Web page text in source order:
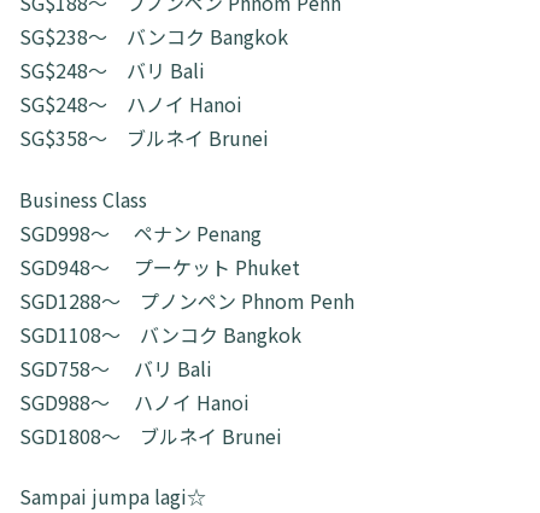
SG$238～ バンコク Bangkok
SG$248～ バリ Bali
SG$248～ ハノイ Hanoi
SG$358～ ブルネイ Brunei
Business Class
SGD998～ ペナン Penang
SGD948～ プーケット Phuket
SGD1288～ プノンペン Phnom Penh
SGD1108～ バンコク Bangkok
SGD758～ バリ Bali
SGD988～ ハノイ Hanoi
SGD1808～ ブルネイ Brunei
Sampai jumpa lagi☆